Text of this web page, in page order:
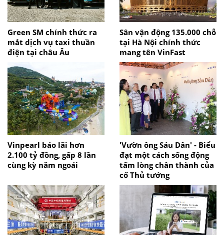
Green SM chính thức ra
mắt dịch vụ taxi thuần
điện tại châu Âu
Sân vận động 135.000 chỗ
tại Hà Nội chính thức
mang tên VinFast
Vinpearl báo lãi hơn
2.100 tỷ đồng, gấp 8 lần
cùng kỳ năm ngoái
'Vườn ông Sáu Dân' - Biểu
đạt một cách sống động
tấm lòng chân thành của
cố Thủ tướng